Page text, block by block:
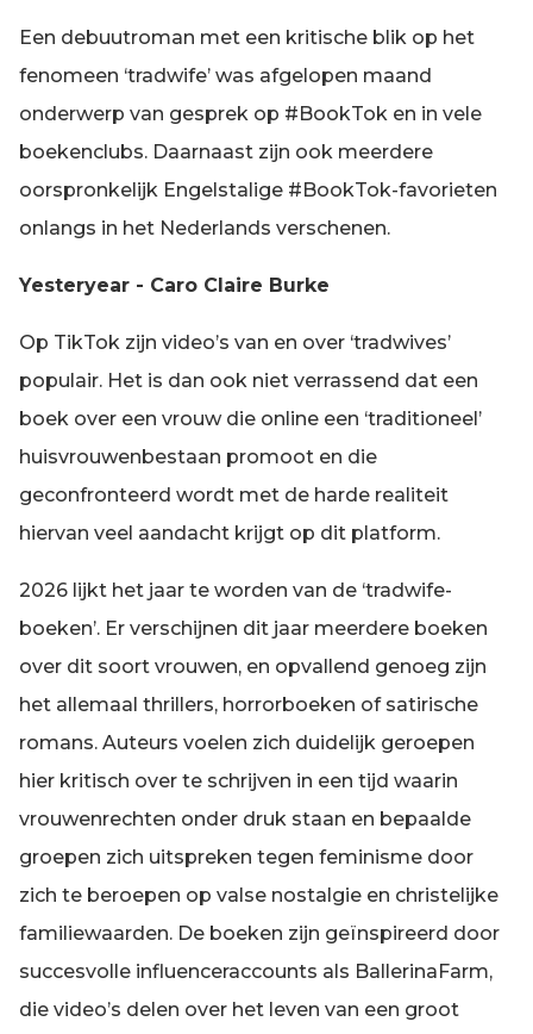
Een debuutroman met een kritische blik op het
fenomeen ‘tradwife’ was afgelopen maand
onderwerp van gesprek op #BookTok en in vele
boekenclubs. Daarnaast zijn ook meerdere
oorspronkelijk Engelstalige #BookTok-favorieten
onlangs in het Nederlands verschenen.
Yesteryear - Caro Claire Burke
Op TikTok zijn video’s van en over ‘tradwives’
populair. Het is dan ook niet verrassend dat een
boek over een vrouw die online een ‘traditioneel’
huisvrouwenbestaan promoot en die
geconfronteerd wordt met de harde realiteit
hiervan veel aandacht krijgt op dit platform.
2026 lijkt het jaar te worden van de ‘tradwife-
boeken’. Er verschijnen dit jaar meerdere boeken
over dit soort vrouwen, en opvallend genoeg zijn
het allemaal thrillers, horrorboeken of satirische
romans. Auteurs voelen zich duidelijk geroepen
hier kritisch over te schrijven in een tijd waarin
vrouwenrechten onder druk staan en bepaalde
groepen zich uitspreken tegen feminisme door
zich te beroepen op valse nostalgie en christelijke
familiewaarden. De boeken zijn geïnspireerd door
succesvolle influenceraccounts als BallerinaFarm,
die video’s delen over het leven van een groot